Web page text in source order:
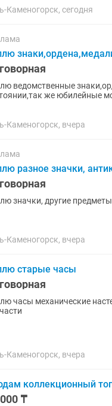
Каменогорск, сегодня
ведомственные
же юбилейные
Каменогорск, вчера
разное значки,
значки, другие
Каменогорск, вчера
старые часы
часы механические
Каменогорск, вчера
коллекционный
₸